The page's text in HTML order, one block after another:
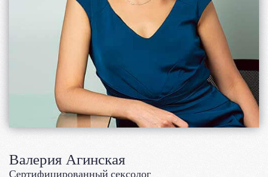
Валерия Агинская
Сертифицированный сексолог